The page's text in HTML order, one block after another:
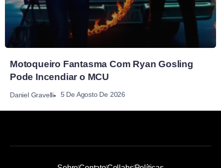
Motoqueiro Fantasma Com Ryan Gosling
Pode Incendiar o MCU
Daniel Gravelli 5 De Agosto De 2026